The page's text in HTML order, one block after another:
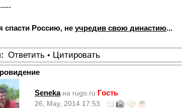
спасти Россию, не учредив свою династию...
Ответить • Цитировать
Seneka на rugo.ru Гость
26, May, 2014 17:53